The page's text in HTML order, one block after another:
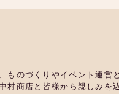
ものづくりやイベント運営
村商店と皆様から親しみを